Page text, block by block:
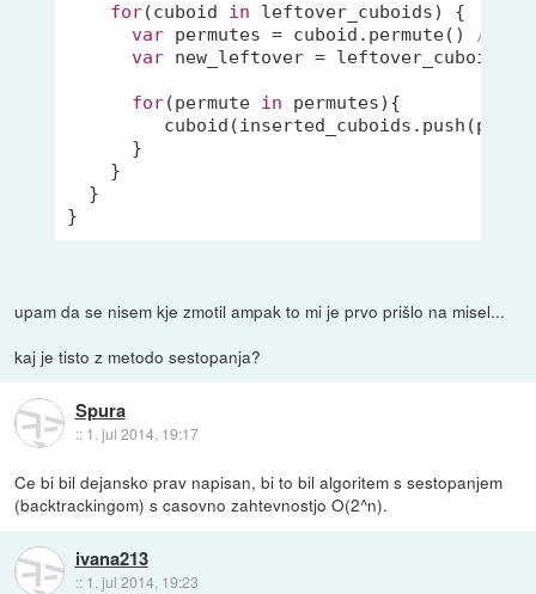
for(cuboid in leftover_cuboids) {
var permutes = cuboid.permute() //
var new_leftover =
for(permute in permutes){
      }
    }
  }
}
upam da se nisem kje zmotil ampak to mi je prvo prišlo na misel...
kaj je tisto z metodo sestopanja?
Spura
:: 1. jul 2014, 19:17
Ce bi bil dejansko prav napisan, bi to bil algoritem s sestopanjem
(backtrackingom) s casovno zahtevnostjo O(2^n).
ivana213
:: 1. jul 2014, 19:23